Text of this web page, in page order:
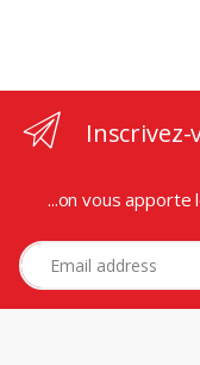
...on vous apporte
Adresse e-mail